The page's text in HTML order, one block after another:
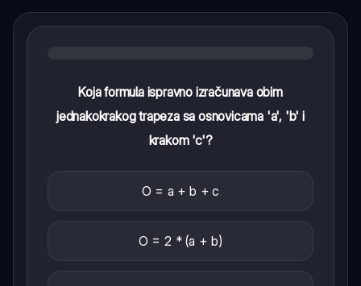
Koja formula ispravno izračunava obim
jednakokrakog trapeza sa osnovicama 'a', 'b' i
krakom 'c'?
O = a + b + c
O = 2 * (a + b)